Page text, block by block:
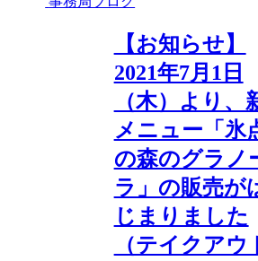
【お知らせ】
2021年7月1日
（木）より、
メニュー「氷
の森のグラノ
ラ」の販売が
じまりました
（テイクアウ